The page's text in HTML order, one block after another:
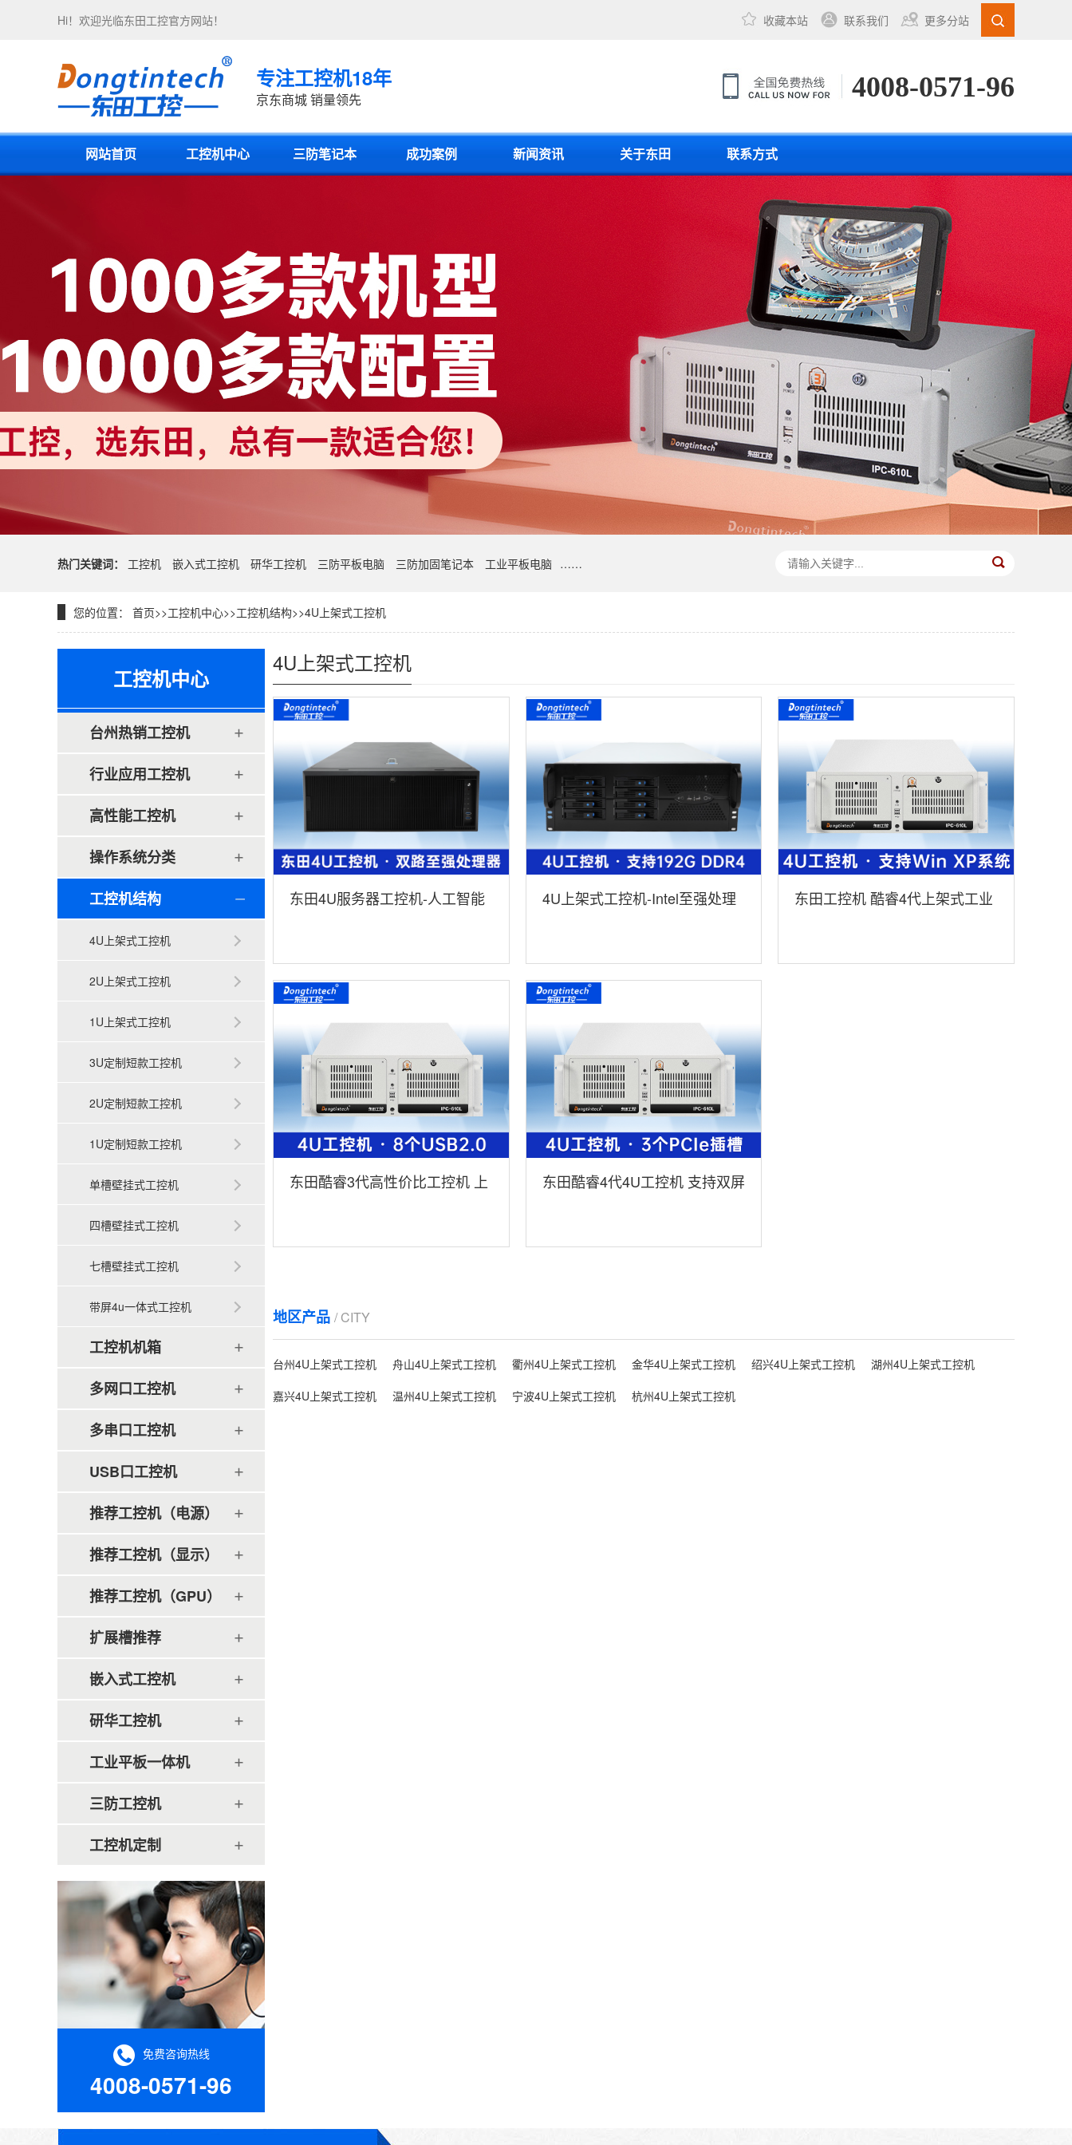
收藏本站 联系我们 更多分站
Hi！欢迎光临东田工控官方网站！
专注工控机18年
京东商城 销量领先 4008-0571-96
网站首页 工控机中心 三防笔记本 成功案例 新闻资讯 关于东田 联系方式
热门关键词： 工控机 嵌入式工控机 研华工控机 三防平板电脑 三防加固笔记本 工业平板电脑 ……
您的位置： 首页>>工控机中心>>工控机结构>>4U上架式工控机
工控机中心
台州热销工控机
行业应用工控机
高性能工控机
操作系统分类
工控机结构
4U上架式工控机
2U上架式工控机
1U上架式工控机
3U定制短款工控机
2U定制短款工控机
1U定制短款工控机
单槽壁挂式工控机
四槽壁挂式工控机
七槽壁挂式工控机
带屏4u一体式工控机
工控机机箱
多网口工控机
多串口工控机
USB口工控机
推荐工控机（电源）
推荐工控机（显示）
推荐工控机（GPU）
扩展槽推荐
嵌入式工控机
研华工控机
工业平板一体机
三防工控机
工控机定制
免费咨询热线
4008-0571-96
4U上架式工控机
东田4U服务器工控机-人工智能
荐|DT-46508-BC621MZ
4U上架式工控机-Intel至强处理
定|DT-46308-WX621MA
东田工控机 酷睿4代上架式工业
东田酷睿3代高性价比工控机 上
东田酷睿4代4U工控机 支持双屏
610L-BH81MA
地区产品 / CITY
台州4U上架式工控机 舟山4U上架式工控机 衢州4U上架式工控机 金华4U上架式工控机 绍兴4U上架式工控机
湖州4U上架式工控机
嘉兴4U上架式工控机
温州4U上架式工控机 宁波4U上架式工控机 杭州4U上架式工控机